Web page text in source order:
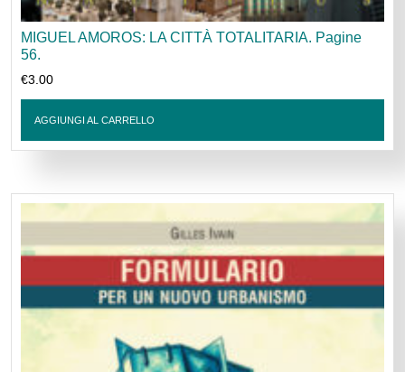
MIGUEL AMOROS: LA CITTÀ TOTALITARIA. Pagine
56.
€3.00
AGGIUNGI AL CARRELLO